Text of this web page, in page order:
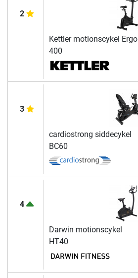
2
Kettler motionscykel Ergo
400
3
cardiostrong siddecykel
BC60
4
Darwin motionscykel
HT40